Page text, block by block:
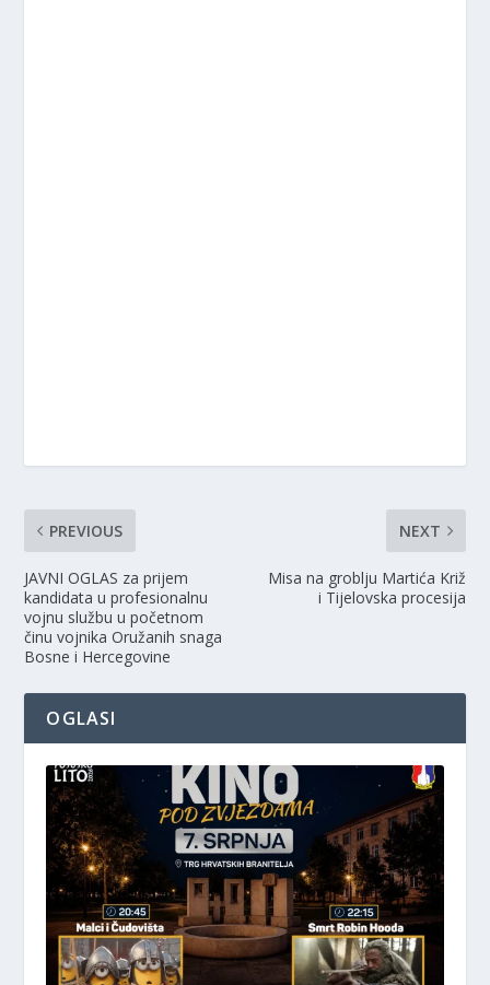
PREVIOUS
JAVNI OGLAS za prijem
kandidata u profesionalnu
vojnu službu u početnom
činu vojnika Oružanih snaga
Bosne i Hercegovine
NEXT
Misa na groblju Martića Križ
i Tijelovska procesija
OGLASI